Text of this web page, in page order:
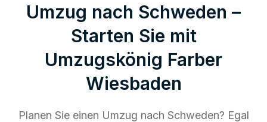
Umzug nach Schweden –
Starten Sie mit
Umzugskönig Farber
Wiesbaden
Planen Sie einen Umzug nach Schweden? Egal